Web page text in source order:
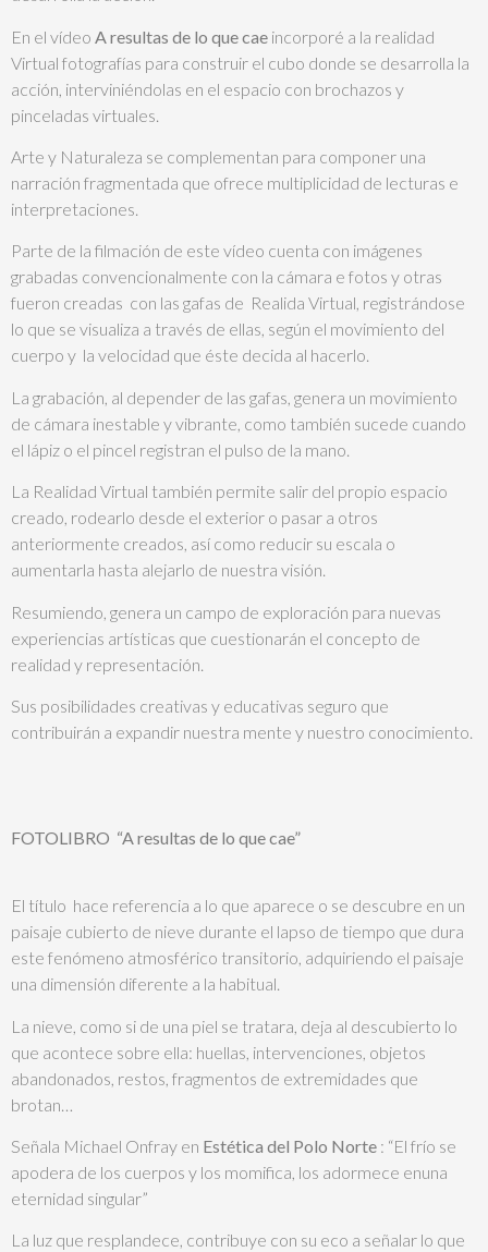
En el vídeo A resultas de lo que cae incorporé a la realidad
Virtual fotografías para construir el cubo donde se desarrolla la
acción, interviniéndolas en el espacio con brochazos y
pinceladas virtuales.
Arte y Naturaleza se complementan para componer una
narración fragmentada que ofrece multiplicidad de lecturas e
interpretaciones.
Parte de la filmación de este vídeo cuenta con imágenes
grabadas convencionalmente con la cámara e fotos y otras
fueron creadas con las gafas de Realida Virtual, registrándose
lo que se visualiza a través de ellas, según el movimiento del
cuerpo y la velocidad que éste decida al hacerlo.
La grabación, al depender de las gafas, genera un movimiento
de cámara inestable y vibrante, como también sucede cuando
el lápiz o el pincel registran el pulso de la mano.
La Realidad Virtual también permite salir del propio espacio
creado, rodearlo desde el exterior o pasar a otros
anteriormente creados, así como reducir su escala o
aumentarla hasta alejarlo de nuestra visión.
Resumiendo, genera un campo de exploración para nuevas
experiencias artísticas que cuestionarán el concepto de
realidad y representación.
Sus posibilidades creativas y educativas seguro que
contribuirán a expandir nuestra mente y nuestro conocimiento.
FOTOLIBRO “A resultas de lo que cae”
El título hace referencia a lo que aparece o se descubre en un
paisaje cubierto de nieve durante el lapso de tiempo que dura
este fenómeno atmosférico transitorio, adquiriendo el paisaje
una dimensión diferente a la habitual.
La nieve, como si de una piel se tratara, deja al descubierto lo
que acontece sobre ella: huellas, intervenciones, objetos
abandonados, restos, fragmentos de extremidades que
brotan…
Señala Michael Onfray en Estética del Polo Norte : “El frío se
apodera de los cuerpos y los momifica, los adormece enuna
eternidad singular”
La luz que resplandece, contribuye con su eco a señalar lo que